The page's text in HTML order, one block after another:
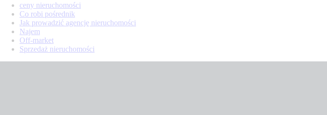
ceny nieruchomości
Co robi pośrednik
Jak prowadzić agencję nieruchomości
Najem
Off-market
Sprzedaż nieruchomości